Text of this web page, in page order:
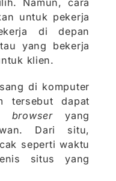
untuk pekerja
di depan
yang bekerja
klien.
di komputer
tersebut dapat
browseryang
Dari situ,
seperti waktu
situs yang